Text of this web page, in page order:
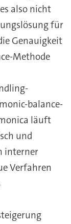
also nicht
für
Genauigkeit
Methode
balance-
läuft
und
interner
Verfahren